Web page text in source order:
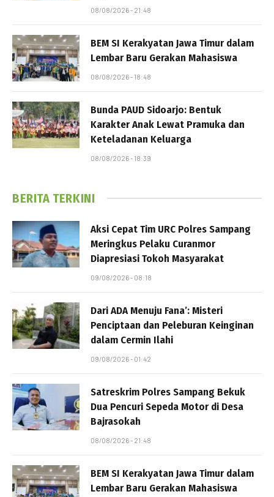
08/08/2026 - 21:48
BEM SI Kerakyatan Jawa Timur dalam
Lembar Baru Gerakan Mahasiswa
08/08/2026 - 18:48
Bunda PAUD Sidoarjo: Bentuk
Karakter Anak Lewat Pramuka dan
Keteladanan Keluarga
08/08/2026 - 18:39
BERITA TERKINI
Aksi Cepat Tim URC Polres Sampang
Meringkus Pelaku Curanmor
Diapresiasi Tokoh Masyarakat
09/08/2026 - 08:18
Dari ADA Menuju Fana’: Misteri
Penciptaan dan Peleburan Keinginan
dalam Cermin Ilahi
09/08/2026 - 01:42
Satreskrim Polres Sampang Bekuk
Dua Pencuri Sepeda Motor di Desa
Bajrasokah
08/08/2026 - 21:48
BEM SI Kerakyatan Jawa Timur dalam
Lembar Baru Gerakan Mahasiswa